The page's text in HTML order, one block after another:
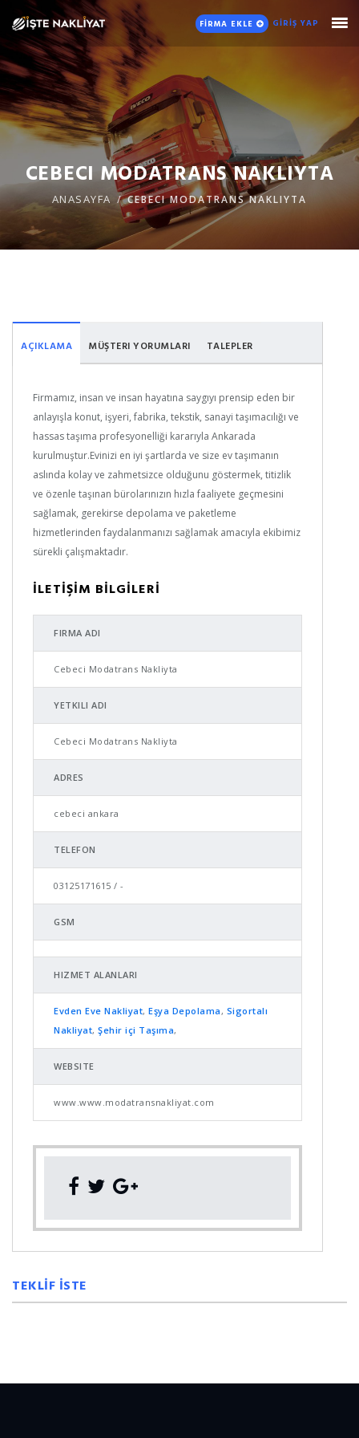
FİRMA EKLE GİRİŞ YAP
CEBECI MODATRANS NAKLIYTA
ANASAYFA CEBECI MODATRANS NAKLIYTA
AÇIKLAMA MÜŞTERI YORUMLARI TALEPLER
Firmamız, insan ve insan hayatına saygıyı prensip eden bir
anlayışla konut, işyeri, fabrika, tekstik, sanayi taşımacılığı ve
hassas taşıma profesyonelliği kararıyla Ankarada
kurulmuştur.Evinizi en iyi şartlarda ve size ev taşımanın
aslında kolay ve zahmetsizce olduğunu göstermek, titizlik
ve özenle taşınan bürolarınızın hızla faaliyete geçmesini
sağlamak, gerekirse depolama ve paketleme
hizmetlerinden faydalanmanızı sağlamak amacıyla ekibimiz
sürekli çalışmaktadır.
İLETİŞİM BİLGİLERİ
FIRMA ADI
Cebeci Modatrans Nakliyta
YETKILI ADI
Cebeci Modatrans Nakliyta
ADRES
cebeci ankara
TELEFON
03125171615 / -
GSM
HIZMET ALANLARI
Evden Eve Nakliyat, Eşya Depolama, Sigortalı
Nakliyat, Şehir içi Taşıma,
WEBSITE
www.www.modatransnakliyat.com
TEKLİF İSTE